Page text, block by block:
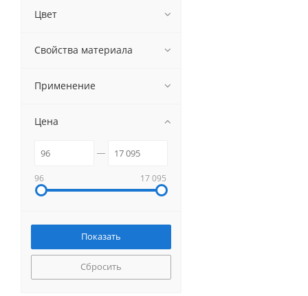
Свеза 1/1 DECK350
Цвет
Свойства материала
Применение
Цена
96 17 095
Сбросить